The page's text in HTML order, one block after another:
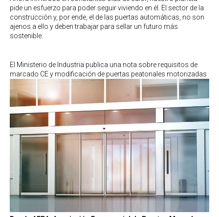
pide un esfuerzo para poder seguir viviendo en él. El sector de la
construcción y, por ende, el de las puertas automáticas, no son
ajenos a ello y deben trabajar para sellar un futuro más
sostenible.
El Ministerio de Industria publica una nota sobre requisitos de
marcado CE y modificación de puertas peatonales motorizadas